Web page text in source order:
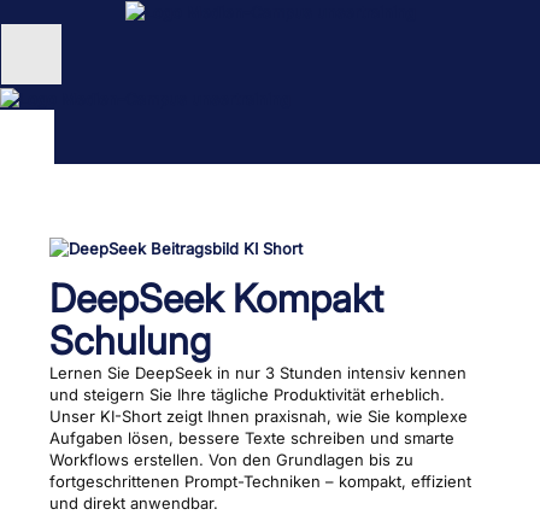
Inhalt
Unternehmen
DeepSeek Kompakt
Schulung
Lernen Sie DeepSeek in nur 3 Stunden intensiv kennen
und steigern Sie Ihre tägliche Produktivität erheblich.
Unser KI-Short zeigt Ihnen praxisnah, wie Sie komplexe
Aufgaben lösen, bessere Texte schreiben und smarte
Workflows erstellen. Von den Grundlagen bis zu
fortgeschrittenen Prompt-Techniken – kompakt, effizient
und direkt anwendbar.